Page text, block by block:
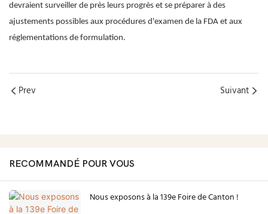
devraient surveiller de près leurs progrès et se préparer à des
ajustements possibles aux procédures d'examen de la FDA et aux
réglementations de formulation.
Prev Suivant
RECOMMANDÉ POUR VOUS
Nous exposons à la 139e Foire de Canton !